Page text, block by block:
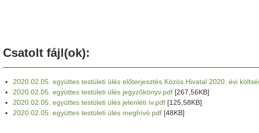
Csatolt fájl(ok):
2020.02.05. együttes testületi ülés előterjesztés Közös Hivatal 2020. évi
2020.02.05. együttes testületi ülés jegyzőkönyv.pdf [267,56KB]
2020.02.05. együttes testületi ülés jelenléti ív.pdf [125,58KB]
2020.02.05. együttes testületi ülés meghívó.pdf [48KB]